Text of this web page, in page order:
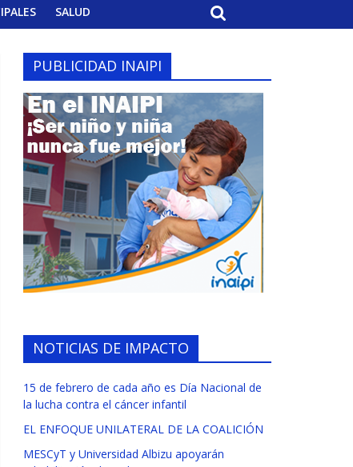
SALUD
PUBLICIDAD INAIPI
NOTICIAS DE IMPACTO
15 de febrero de cada año es Día Nacional de
la lucha contra el cáncer infantil
EL ENFOQUE UNILATERAL DE LA COALICIÓN
MESCyT y Universidad Albizu apoyarán